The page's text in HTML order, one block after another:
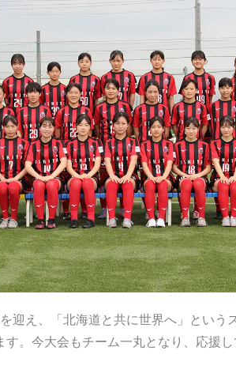
迎え、「北海道と共に世界へ」という
。今大会もチーム一丸となり、応援